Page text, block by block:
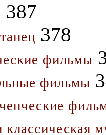
387
378
фильмы
фильмы